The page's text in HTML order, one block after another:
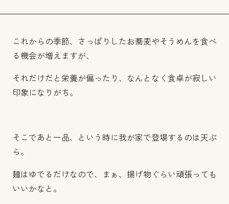
これからの季節、さっぱりしたお蕎麦やそうめんを食べ
る機会が増えますが、
それだけだと栄養が偏ったり、なんとなく食卓が寂しい
印象になりがち。
そこであと一品、という時に我が家で登場するのは天ぷ
ら。
麺はゆでるだけなので、まぁ、揚げ物ぐらい頑張っても
いいかなと。